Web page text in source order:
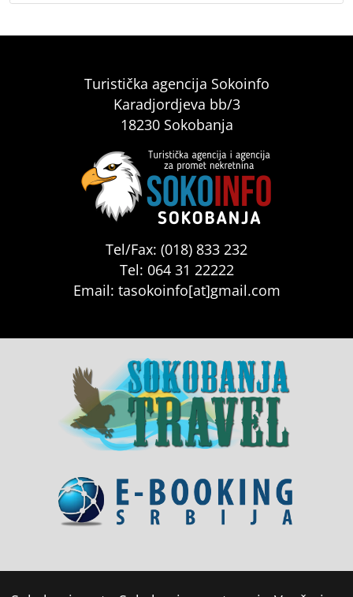
Turistička agencija Sokoinfo
Karadjordjeva bb/3
18230 Sokobanja
Tel/Fax: (018) 833 232
Tel: 064 31 22222
Email: tasokoinfo[at]gmail.com